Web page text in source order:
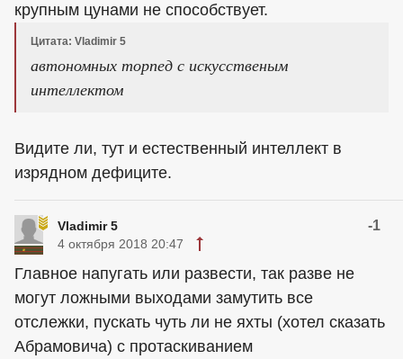
крупным цунами не способствует.
Цитата: Vladimir 5
автономных торпед с искусственым
интеллектом
Видите ли, тут и естественный интеллект в
изрядном дефиците.
Vladimir 5 -1
4 октября 2018 20:47
Главное напугать или развести, так разве не
могут ложными выходами замутить все
отслежки, пускать чуть ли не яхты (хотел сказать
Абрамовича) с протаскиванием